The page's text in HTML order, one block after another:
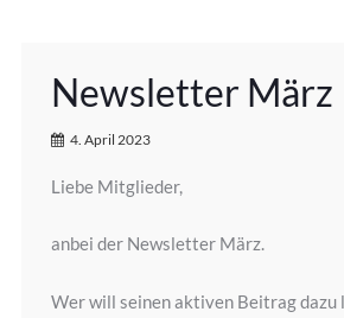
Newsletter März
4. April 2023
Liebe Mitglieder,
anbei der Newsletter März.
Wer will seinen aktiven Beitrag dazu